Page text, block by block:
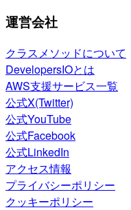
運営会社
クラスメソッドについて
DevelopersIOとは
AWS支援サービス一覧
公式X(Twitter)
公式YouTube
公式Facebook
公式LinkedIn
アクセス情報
プライバシーポリシー
クッキーポリシー